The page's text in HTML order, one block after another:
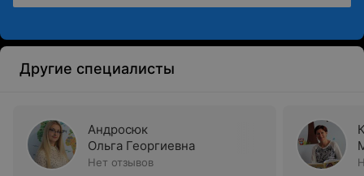
Другие специалисты
Андросюк
Ольга Георгиевна
Нет отзывов